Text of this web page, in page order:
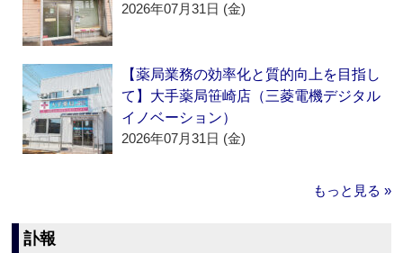
2026年07月31日 (金)
【薬局業務の効率化と質的向上を目指し
て】大手薬局笹崎店（三菱電機デジタル
イノベーション）
2026年07月31日 (金)
もっと見る »
訃報